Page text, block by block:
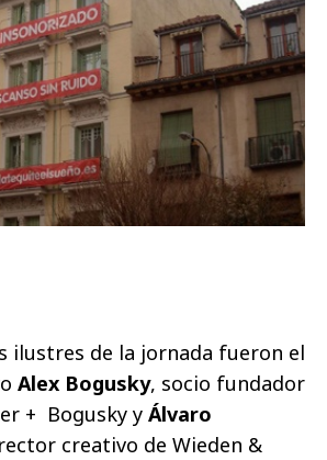
ilustres de la jornada fueron el
Alex Bogusky, socio fundador
+ Bogusky y Álvaro
creativo de Wieden &